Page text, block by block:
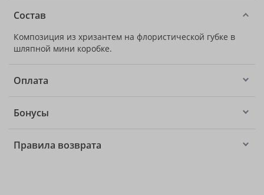
Состав
Композиция из хризантем на флористической губке в
шляпной мини коробке.
Оплата
Бонусы
Правила возврата